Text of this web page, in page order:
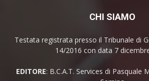
CHI SIAMO
Testata registrata presso il Tribunale di
14/2016 con data 7
EDITORE: B.C.A.T. Services di Pasquale